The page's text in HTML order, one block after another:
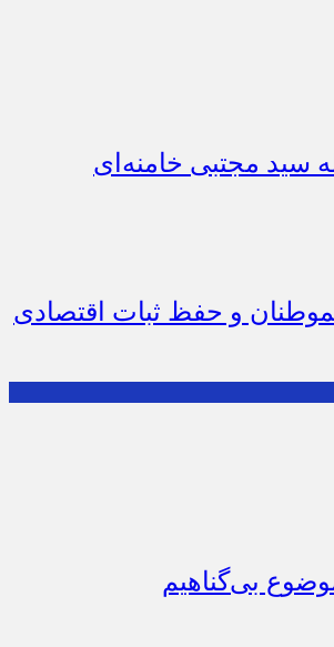
سید مجتبی خامنه‌ای
و حفظ ثبات اقتصادی
بی‌گناهیم